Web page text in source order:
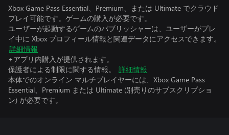
Xbox Game Pass Essential、Premium、または Ultimate でクラウド
プレイ可能です。ゲームの購入が必要です。
ユーザーが起動するゲームのパブリッシャーは、ユーザーがプレ
イ中に Xbox プロフィール情報と関連データにアクセスできます。
詳細情報
+アプリ内購入が提供されます。
保護者による制限に関する情報。
詳細情報
本体でのオンライン マルチプレイヤーには、Xbox Game Pass
Essential、Premium または Ultimate (別売りのサブスクリプショ
ン) が必要です。